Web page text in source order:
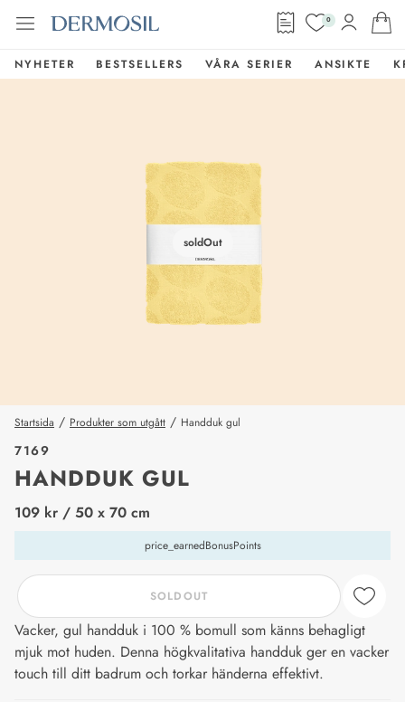
0
NYHETER BESTSELLERS VÅRA SERIER ANSIKTE
soldOut
Startsida / Produkter som utgått / Handduk gul
7169
HANDDUK GUL
price_label
109 kr / 50 x 70 cm
price_earnedBonusPoints
SOLDOUT
Vacker, gul handduk i 100 % bomull som känns behagligt
mjuk mot huden. Denna högkvalitativa handduk ger en vacker
touch till ditt badrum och torkar händerna effektivt.